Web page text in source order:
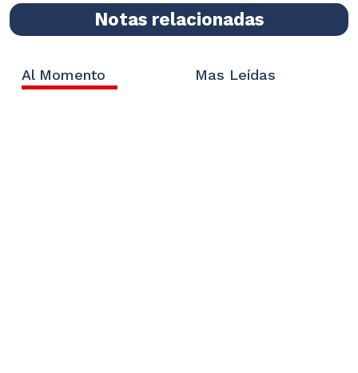
Notas relacionadas
Al Momento Mas Leídas